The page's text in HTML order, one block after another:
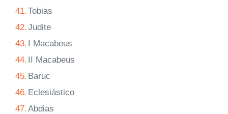
41.Tobias
42.Judite
43. I Macabeus
44. II Macabeus
45. Baruc
46. Eclesiástico
47.Abdias